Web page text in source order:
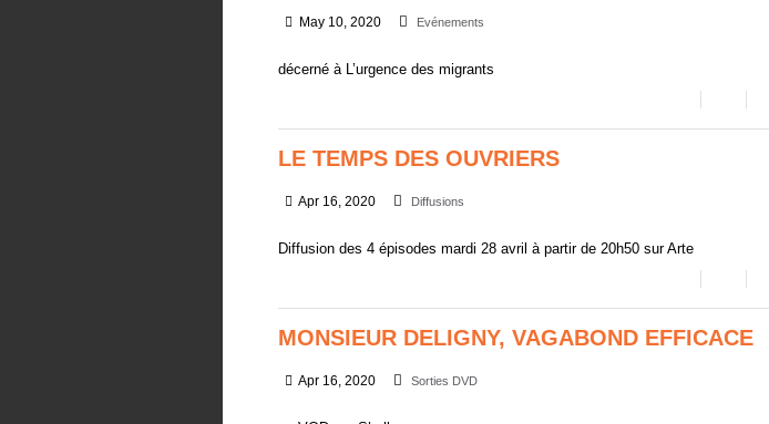
May 10, 2020 Evénements
décerné à L’urgence des migrants
LE TEMPS DES OUVRIERS
Apr 16, 2020 Diffusions
Diffusion des 4 épisodes mardi 28 avril à partir de 20h50 sur Arte
MONSIEUR DELIGNY, VAGABOND EFFICACE
Apr 16, 2020 Sorties DVD